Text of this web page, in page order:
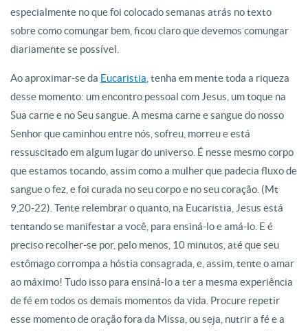
especialmente no que foi colocado semanas atrás no texto
sobre como comungar bem, ficou claro que devemos comungar
diariamente se possível.
Ao aproximar-se da Eucaristia , tenha em mente toda a riqueza
desse momento: um encontro pessoal com Jesus, um toque na
Sua carne e no Seu sangue. A mesma carne e sangue do nosso
Senhor que caminhou entre nós, sofreu, morreu e está
ressuscitado em algum lugar do universo. É nesse mesmo corpo
que estamos tocando, assim como a mulher que padecia fluxo de
sangue o fez, e foi curada no seu corpo e no seu coração. (Mt
9,20-22). Tente relembrar o quanto, na Eucaristia, Jesus está
tentando se manifestar a você, para ensiná-lo e amá-lo. E é
preciso recolher-se por, pelo menos, 10 minutos, até que seu
estômago corrompa a hóstia consagrada, e, assim, tente o amar
ao máximo! Tudo isso para ensiná-lo a ter a mesma experiência
de fé em todos os demais momentos da vida. Procure repetir
esse momento de oração fora da Missa, ou seja, nutrir a fé e a